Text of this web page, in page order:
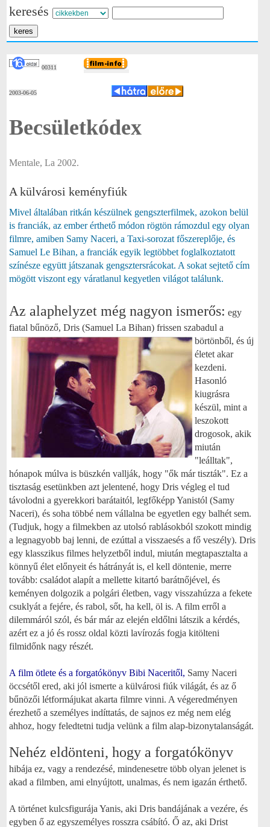
keresés
00311
2003-06-05
Becsületkódex
Mentale, La 2002.
A külvárosi keményfiúk
Mivel általában ritkán készülnek gengszterfilmek, azokon belül
is franciák, az ember érthető módon rögtön rámozdul egy olyan
filmre, amiben Samy Naceri, a Taxi-sorozat főszereplője, és
Samuel Le Bihan, a franciák egyik legtöbbet foglalkoztatott
színésze együtt játszanak gengsztersrácokat. A sokat sejtető cím
mögött viszont egy váratlanul kegyetlen világot találunk.
Az alaphelyzet még nagyon ismerős: egy
fiatal bűnöző, Dris (Samuel La Bihan) frissen szabadul a
börtönből, és új
életet akar
kezdeni.
Hasonló
kiugrásra
készül, mint a
leszokott
drogosok, akik
miután
"leálltak",
hónapok múlva is büszkén vallják, hogy "ők már tiszták". Ez a
tisztaság esetünkben azt jelentené, hogy Dris végleg el tud
távolodni a gyerekkori barátaitól, legfőképp Yanistól (Samy
Naceri), és soha többé nem vállalna be egyetlen egy balhét sem.
(Tudjuk, hogy a filmekben az utolsó rablásokból szokott mindig
a legnagyobb baj lenni, de ezúttal a visszaesés a fő veszély). Dris
egy klasszikus filmes helyzetből indul, miután megtapasztalta a
könnyű élet előnyeit és hátrányát is, el kell döntenie, merre
tovább: családot alapít a mellette kitartó barátnőjével, és
keményen dolgozik a polgári életben, vagy visszahúzza a fekete
csuklyát a fejére, és rabol, sőt, ha kell, öl is. A film erről a
dilemmáról szól, és bár már az elején eldőlni látszik a kérdés,
azért ez a jó és rossz oldal közti lavírozás fogja kitölteni
filmidőnk nagy részét.
A film ötlete és a forgatókönyv Bibi Naceritől, Samy Naceri
öccsétől ered, aki jól ismerte a külvárosi fiúk világát, és az ő
bűnözői létformájukat akarta filmre vinni. A végeredményen
érezhető a személyes indíttatás, de sajnos ez még nem elég
ahhoz, hogy feledtetni tudja velünk a film alap-bizonytalanságát.
Nehéz eldönteni, hogy a forgatókönyv
hibája ez, vagy a rendezésé, mindenesetre több olyan jelenet is
akad a filmben, ami elnyújtott, unalmas, és nem igazán érthető.
A történet kulcsfigurája Yanis, aki Dris bandájának a vezére, és
egyben ő az egyszemélyes rosszra csábító. Ő az, aki Drist